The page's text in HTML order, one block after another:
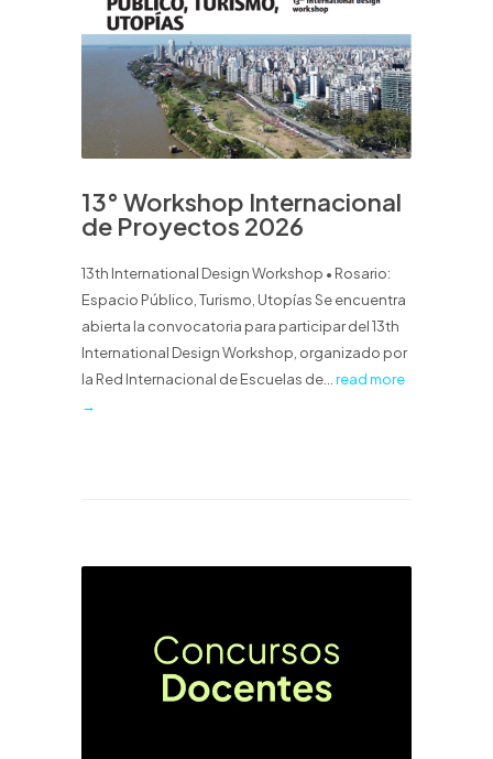
13° Workshop Internacional
de Proyectos 2026
13th International Design Workshop • Rosario:
Espacio Público, Turismo, Utopías Se encuentra
abierta la convocatoria para participar del 13th
International Design Workshop, organizado por
la Red Internacional de Escuelas de...read more
→